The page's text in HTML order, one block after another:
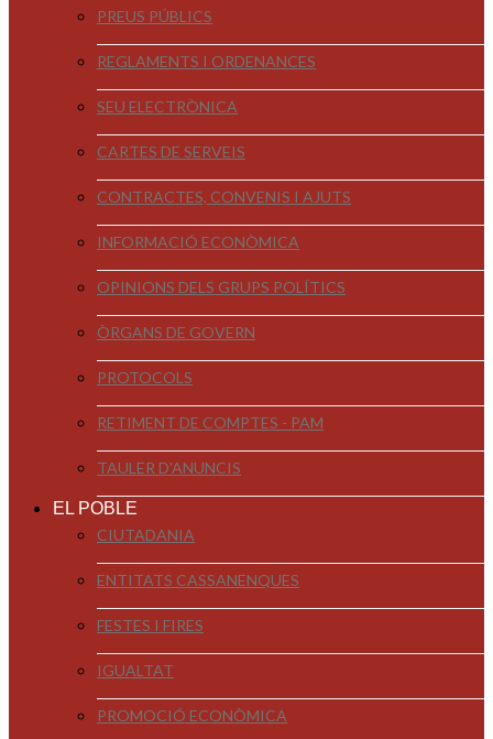
PREUS PÚBLICS
REGLAMENTS I ORDENANCES
SEU ELECTRÒNICA
CARTES DE SERVEIS
CONTRACTES, CONVENIS I AJUTS
INFORMACIÓ ECONÒMICA
OPINIONS DELS GRUPS POLÍTICS
ÒRGANS DE GOVERN
PROTOCOLS
RETIMENT DE COMPTES - PAM
TAULER D'ANUNCIS
EL POBLE
CIUTADANIA
ENTITATS CASSANENQUES
FESTES I FIRES
IGUALTAT
PROMOCIÓ ECONÒMICA